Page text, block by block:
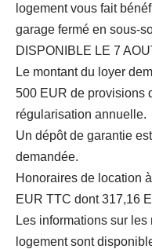
logement vous fait
garage fermé en sous-
DISPONIBLE LE 7
Le montant du loyer
500 EUR de provisions
régularisation annuelle.
Un dépôt de garantie
demandée.
Honoraires de location
EUR TTC dont 317,16
Les informations sur
logement sont